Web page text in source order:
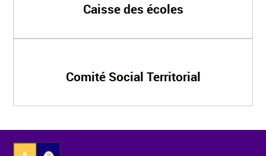
Caisse des écoles
Comité Social Territorial